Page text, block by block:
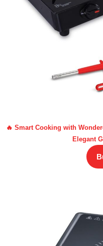
🔥 Smart Cooking with
Elegant